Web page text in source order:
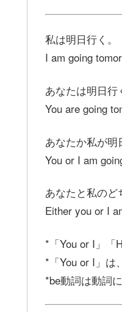
私は明日行く。
I am going
あなたは明日行
You are going
あなたか私が明
You or I am
あなたと私のど
Either you or I
*「You or I」「
*「You or I」は
*be動詞は動詞